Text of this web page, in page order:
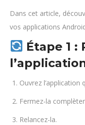
Dans cet article,
vos applications
Étape 1 :
Ouvrez l’application
Fermez-la
Relancez-la.